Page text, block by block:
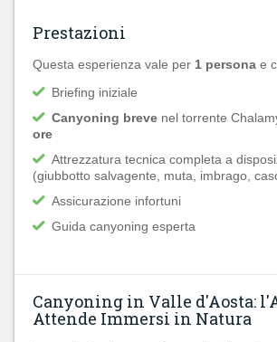
Prestazioni
Questa esperienza vale per 1 persona e
Briefing iniziale
Canyoning breve nel torrente
ore
Attrezzatura tecnica completa a
(giubbotto salvagente, muta, imbrago,
Assicurazione infortuni
Guida canyoning esperta
Canyoning in Valle d'Aosta:
Attende Immersi in Natura